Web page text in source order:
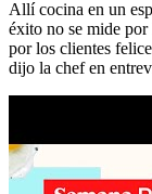
Allí cocina en un
éxito no se mide
por los clientes
dijo la chef en